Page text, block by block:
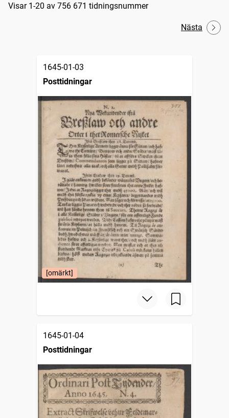
Visar 1-20 av 756 671 tidningsnummer
Nästa
1645-01-03
Posttidningar
[omärkt]
1645-01-04
Posttidningar